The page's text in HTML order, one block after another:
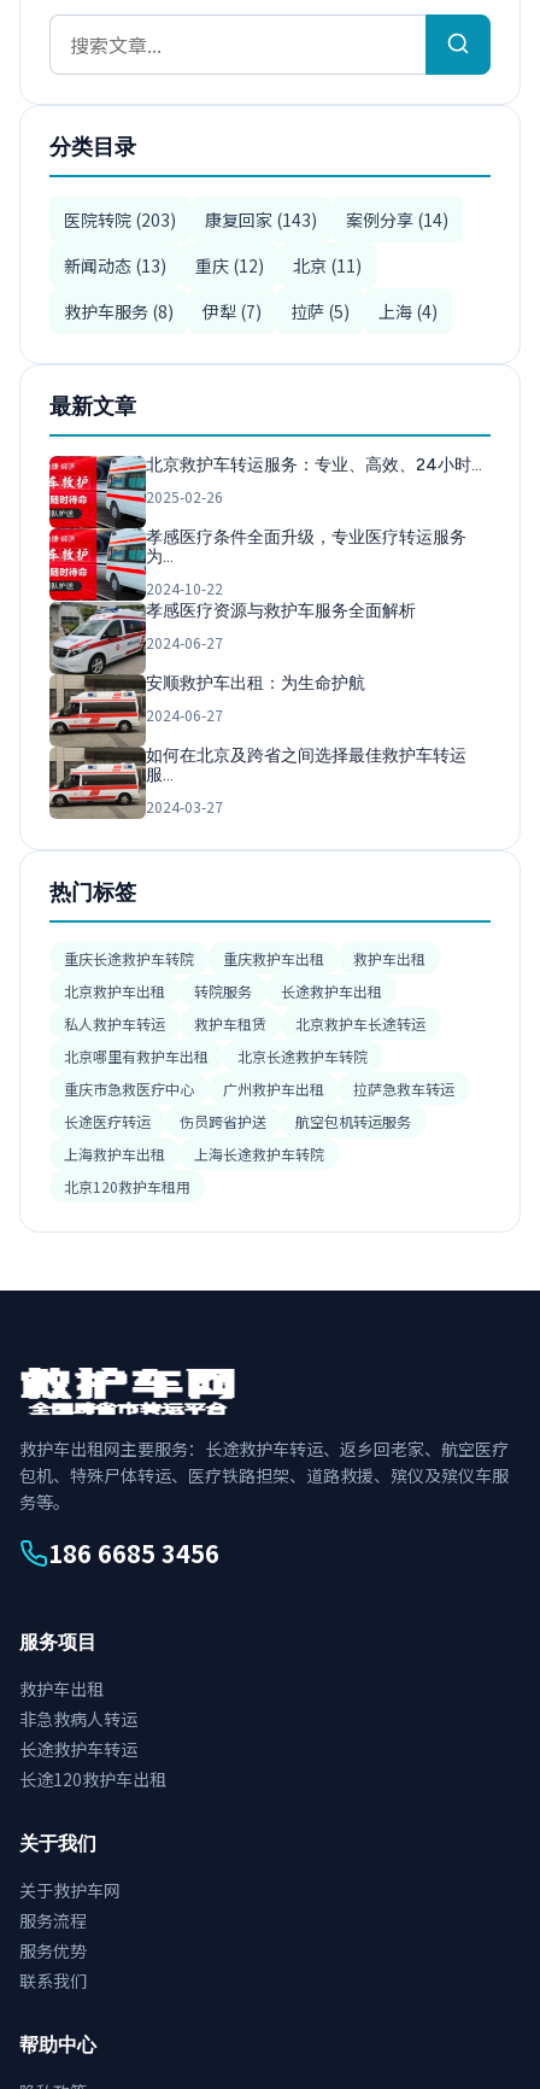
分类目录
医院转院 (203) 康复回家 (143)
案例分享 (14)
新闻动态 (13)
重庆 (12)
北京 (11)
救护车服务 (8)
伊犁 (7) 拉萨 (5) 上海 (4)
最新文章
北京救护车转运服务：专业、高效、24小时…
2025-02-26
孝感医疗条件全面升级，专业医疗转运服务
为…
2024-10-22
孝感医疗资源与救护车服务全面解析
2024-06-27
安顺救护车出租：为生命护航
2024-06-27
如何在北京及跨省之间选择最佳救护车转运
服…
2024-03-27
热门标签
重庆长途救护车转院 重庆救护车出租
救护车出租
北京救护车出租
转院服务
长途救护车出租
私人救护车转运
救护车租赁
北京救护车长途转运
北京哪里有救护车出租
北京长途救护车转院
重庆市急救医疗中心
广州救护车出租
拉萨急救车转运
长途医疗转运
伤员跨省护送
航空包机转运服务
上海救护车出租
上海长途救护车转院
北京120救护车租用
救护车出租网主要服务：长途救护车转运、返乡回老家、航空医疗
包机、特殊尸体转运、医疗铁路担架、道路救援、殡仪及殡仪车服
务等。
186 6685 3456
服务项目
救护车出租
非急救病人转运
长途救护车转运
长途120救护车出租
关于我们
关于救护车网
服务流程
服务优势
联系我们
帮助中心